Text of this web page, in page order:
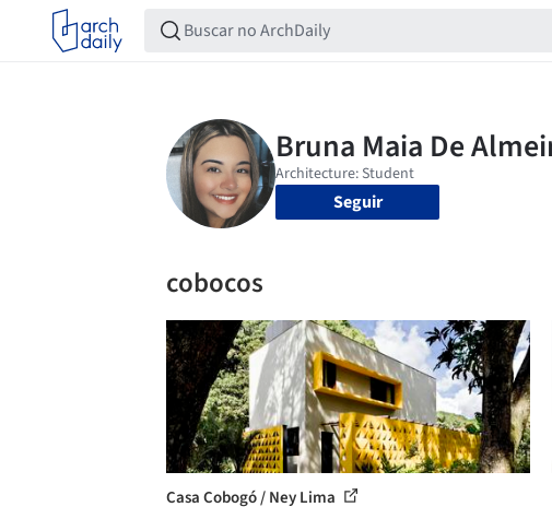
Seguir
cobocos
Casa Cobogó / Ney Lima